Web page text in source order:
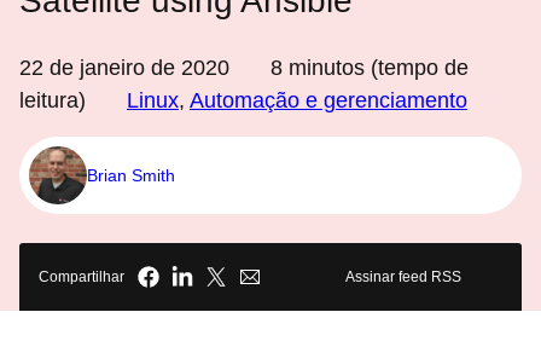
22 de janeiro de 2020 8 minutos (tempo de
leitura)
Linux, Automação e gerenciamento
Brian Smith
Compartilhar Assinar feed RSS